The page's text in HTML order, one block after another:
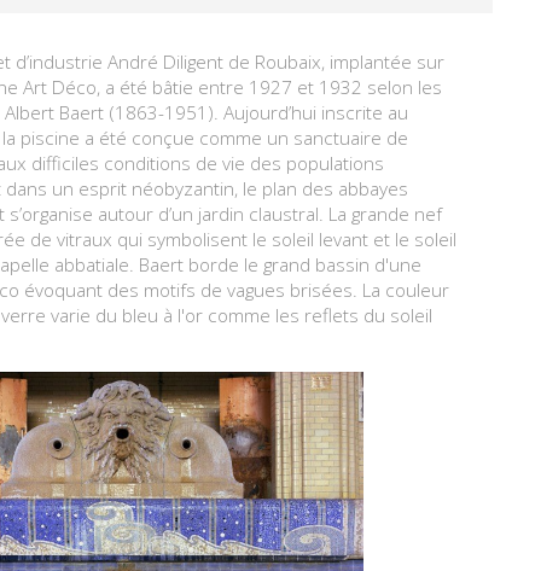
d’industrie André Diligent de Roubaix, implantée sur
Art Déco, a été bâtie entre 1927 et 1932 selon les
Baert (1863-1951). Aujourd’hui inscrite au
piscine a été conçue comme un sanctuaire de
difficiles conditions de vie des populations
un esprit néobyzantin, le plan des abbayes
autour d’un jardin claustral. La grande nef
de vitraux qui symbolisent le soleil levant et le soleil
abbatiale. Baert borde le grand bassin d'une
évoquant des motifs de vagues brisées. La couleur
varie du bleu à l'or comme les reflets du soleil